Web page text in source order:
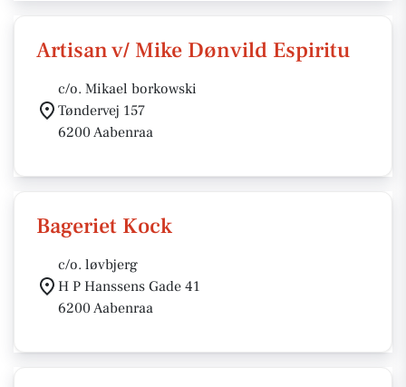
Artisan v/ Mike Dønvild Espiritu
c/o. Mikael borkowski
Tøndervej 157
6200 Aabenraa
Bageriet Kock
c/o. løvbjerg
H P Hanssens Gade 41
6200 Aabenraa